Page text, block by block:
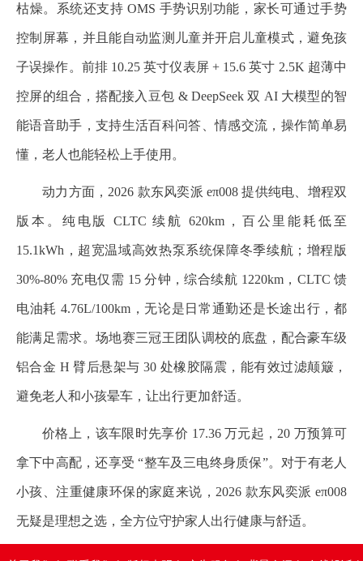
枯燥。系统还支持 OMS 手势识别功能，家长可通过手势
控制屏幕，并且能自动监测儿童并开启儿童模式，避免孩
子误操作。前排 10.25 英寸仪表屏 + 15.6 英寸 2.5K 超薄中
控屏的组合，搭配接入豆包 & DeepSeek 双 AI 大模型的智
能语音助手，支持生活百科问答、情感交流，操作简单易
懂，老人也能轻松上手使用。
动力方面，2026 款东风奕派 eπ008 提供纯电、增程双
版本。纯电版 CLTC 续航 620km，百公里能耗低至
15.1kWh，超宽温域高效热泵系统保障冬季续航；增程版
30%-80% 充电仅需 15 分钟，综合续航 1220km，CLTC 馈
电油耗 4.76L/100km，无论是日常通勤还是长途出行，都
能满足需求。场地赛三冠王团队调校的底盘，配合豪车级
铝合金 H 臂后悬架与 30 处橡胶隔震，能有效过滤颠簸，
避免老人和小孩晕车，让出行更加舒适。
价格上，该车限时先享价 17.36 万元起，20 万预算可
拿下中高配，还享受 “整车及三电终身质保”。对于有老人
小孩、注重健康环保的家庭来说，2026 款东风奕派 eπ008
无疑是理想之选，全方位守护家人出行健康与舒适。